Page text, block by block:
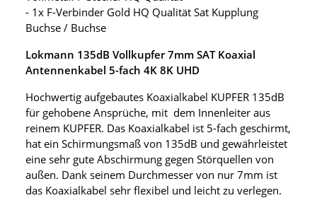
- 1x F-Verbinder Gold HQ Qualität Sat Kupplung
Buchse / Buchse
Lokmann 135dB Vollkupfer 7mm SAT Koaxial
Antennenkabel 5-fach 4K 8K UHD
Hochwertig aufgebautes Koaxialkabel KUPFER 135dB
für gehobene Ansprüche, mit dem Innenleiter aus
reinem KUPFER. Das Koaxialkabel ist 5-fach geschirmt,
hat ein Schirmungsmaß von 135dB und gewährleistet
eine sehr gute Abschirmung gegen Störquellen von
außen. Dank seinem Durchmesser von nur 7mm ist
das Koaxialkabel sehr flexibel und leicht zu verlegen.